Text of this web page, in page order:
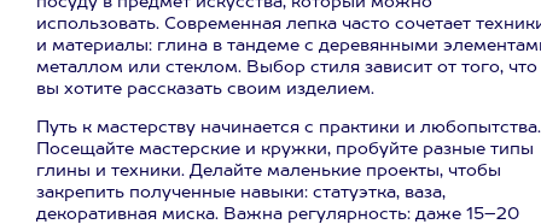
использовать. Современная лепка часто сочетает
и материалы: глина в тандеме с деревянными
металлом или стеклом. Выбор стиля зависит от того, что
вы хотите рассказать своим изделием.
Путь к мастерству начинается с практики и любопытства.
Посещайте мастерские и кружки, пробуйте разные типы
глины и техники. Делайте маленькие проекты, чтобы
закрепить полученные навыки: статуэтка, ваза,
декоративная миска. Важна регулярность: даже 15–20